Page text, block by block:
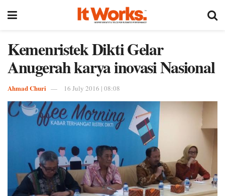
Kemenristek Dikti Gelar
Anugerah karya inovasi Nasional
Ahmad Churi 16 July 2016 | 08:08